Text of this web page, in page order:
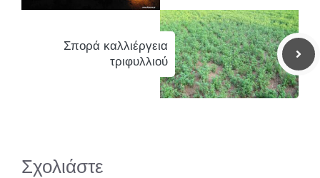
Σπορά καλλιέργεια
τριφυλλιού
Σχολιάστε